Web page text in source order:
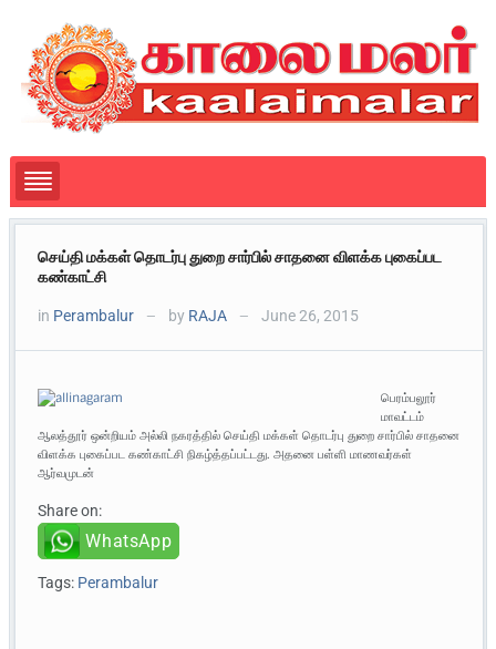
செய்தி மக்கள் தொடர்பு துறை சார்பில் சாதனை விளக்க புகைப்பட
கண்காட்சி
in Perambalur — by RAJA — June 26, 2015
பெரம்பலூர்
மாவட்டம்
ஆலத்தூர் ஒன்றியம் அல்லி நகரத்தில் செய்தி மக்கள் தொடர்பு துறை சார்பில் சாதனை
விளக்க புகைப்பட கண்காட்சி நிகழ்த்தப்பட்டது. அதனை பள்ளி மாணவர்கள்
ஆர்வமுடன்
Share on:
WhatsApp
Tags: Perambalur